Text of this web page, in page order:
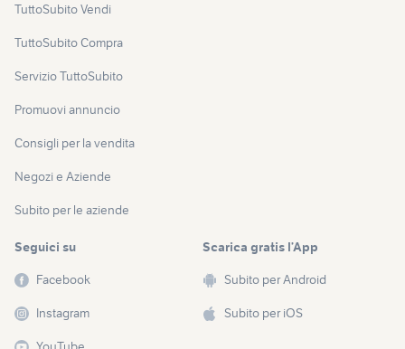
TuttoSubito Vendi
TuttoSubito Compra
Servizio TuttoSubito
Promuovi annuncio
Consigli per la vendita
Negozi e Aziende
Subito per le aziende
Seguici su
Facebook
Instagram
Scarica gratis l’App
Subito per Android
Subito per iOS